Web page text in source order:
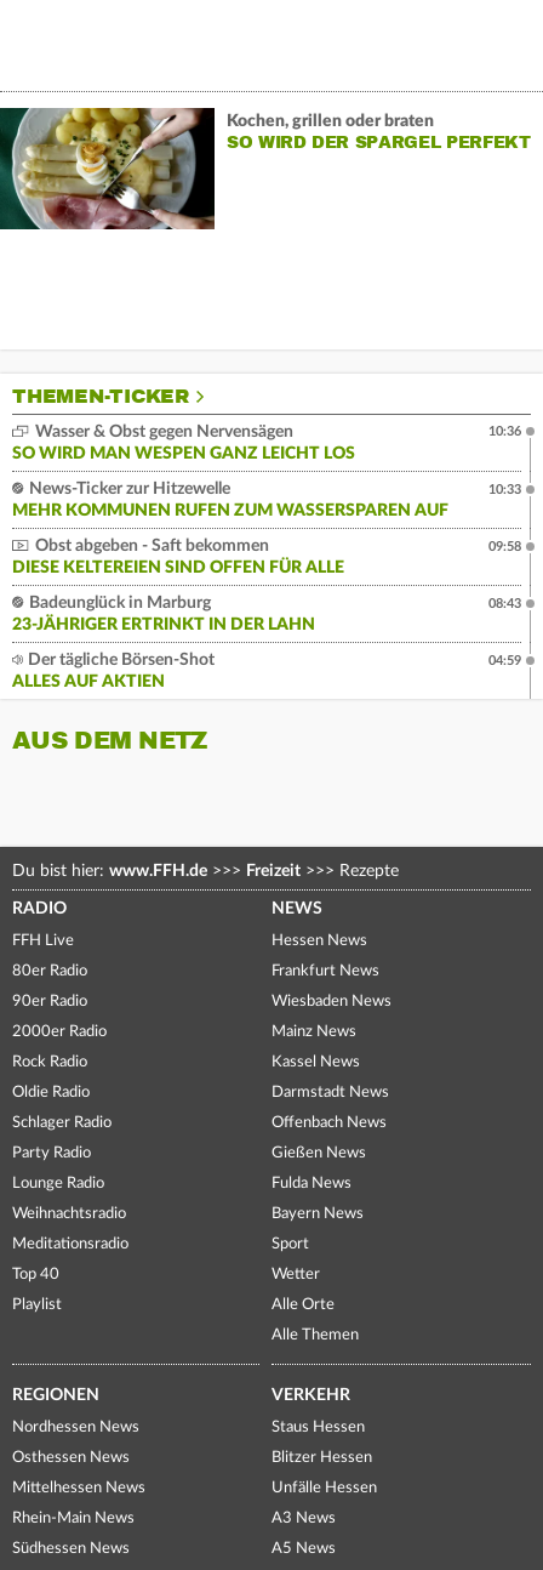
Kochen, grillen oder braten
SO WIRD DER SPARGEL PERFEKT
THEMEN-TICKER
Wasser & Obst gegen Nervensägen
SO WIRD MAN WESPEN GANZ LEICHT LOS
10:36
News-Ticker zur Hitzewelle
MEHR KOMMUNEN RUFEN ZUM WASSERSPAREN AUF
10:33
Obst abgeben - Saft bekommen
DIESE KELTEREIEN SIND OFFEN FÜR ALLE
09:58
Badeunglück in Marburg
23-JÄHRIGER ERTRINKT IN DER LAHN
08:43
Der tägliche Börsen-Shot
ALLES AUF AKTIEN
04:59
AUS DEM NETZ
Du bist hier: www.FFH.de >>> Freizeit >>> Rezepte
RADIO
FFH Live
80er Radio
90er Radio
2000er Radio
Rock Radio
Oldie Radio
Schlager Radio
Party Radio
Lounge Radio
Weihnachtsradio
Meditationsradio
Top 40
Playlist
NEWS
Hessen News
Frankfurt News
Wiesbaden News
Mainz News
Kassel News
Darmstadt News
Offenbach News
Gießen News
Fulda News
Bayern News
Sport
Wetter
Alle Orte
Alle Themen
REGIONEN
Nordhessen News
Osthessen News
Mittelhessen News
Rhein-Main News
Südhessen News
VERKEHR
Staus Hessen
Blitzer Hessen
Unfälle Hessen
A3 News
A5 News